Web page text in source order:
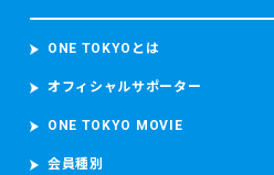
ONE TOKYOとは
オフィシャルサポーター
ONE TOKYO MOVIE
会員種別